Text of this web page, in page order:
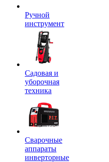
Ручной
инструмент
Садовая и
уборочная
техника
Сварочные
аппараты
инверторные